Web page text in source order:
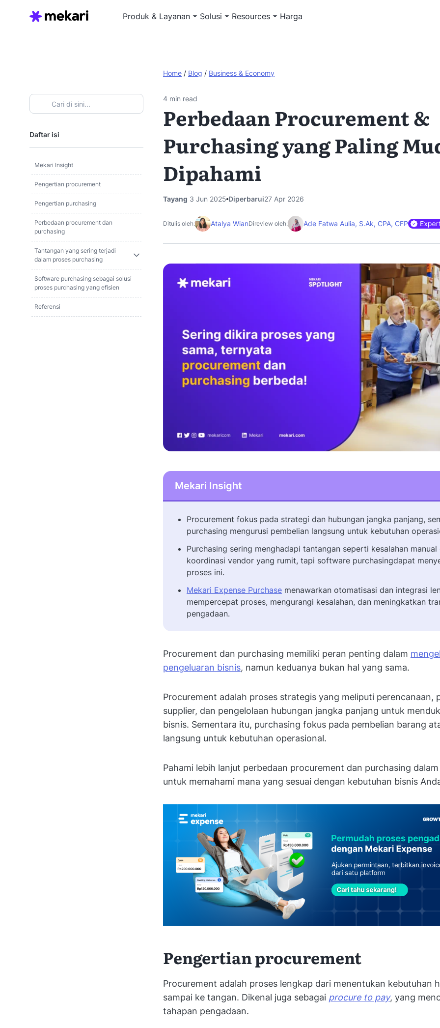
Produk & Layanan Solusi Resources Harga
Home / Blog / Business & Economy
Daftar isi
Mekari Insight
Pengertian procurement
Pengertian purchasing
Perbedaan procurement dan
purchasing
Tantangan yang sering terjadi
dalam proses purchasing
Software purchasing sebagai solusi
proses purchasing yang efisien
Referensi
4 min read
Perbedaan Procurement &
Purchasing yang Paling
Dipahami
Tayang 3 Jun 2025 Diperbarui27 Apr 2026
Ditulis oleh: Atalya WianDireview oleh: Ade Fatwa Aulia, S.Ak, CPA, CFP
Mekari Insight
Procurement fokus pada strategi dan hubungan jangka panjang,
purchasing mengurusi pembelian langsung untuk kebutuhan
Purchasing sering menghadapi tantangan seperti kesalahan manual
koordinasi vendor yang rumit, tapi software purchasingdapat
proses ini.
Mekari Expense Purchase menawarkan otomatisasi dan integrasi
mempercepat proses, mengurangi kesalahan, dan meningkatkan
pengadaan.
Procurement dan purchasing memiliki peran penting dalam
pengeluaran bisnis, namun keduanya bukan hal yang sama.
Procurement adalah proses strategis yang meliputi perencanaan,
supplier, dan pengelolaan hubungan jangka panjang untuk
bisnis. Sementara itu, purchasing fokus pada pembelian barang
langsung untuk kebutuhan operasional.
Pahami lebih lanjut perbedaan procurement dan purchasing
untuk memahami mana yang sesuai dengan kebutuhan bisnis
Pengertian procurement
Procurement adalah proses lengkap dari menentukan kebutuhan
sampai ke tangan. Dikenal juga sebagai procure to pay, yang
tahapan pengadaan.